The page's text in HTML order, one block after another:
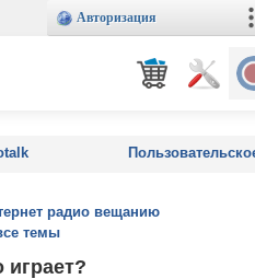
Авторизация
радио вещанию
темы
играет?